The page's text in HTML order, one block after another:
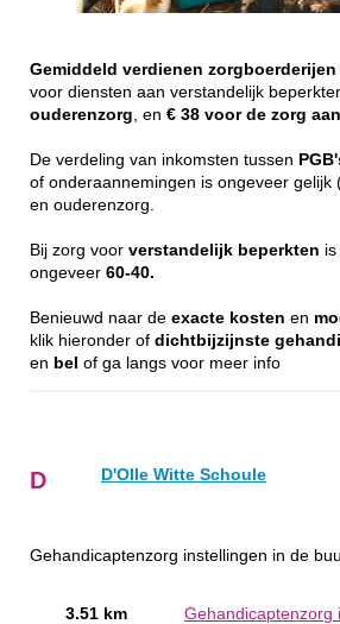
Gemiddeld verdienen zorgboerderijen
voor diensten aan verstandelijk
ouderenzorg , en € 38 voor de zorg
De verdeling van inkomsten tussen
of onderaannemingen is ongeveer gelijk
en ouderenzorg.
Bij zorg voor verstandelijk beperkten
ongeveer 60-40.
Benieuwd naar de exacte kosten en
klik hieronder of dichtbijzijnste
en bel of ga langs voor meer info
D D'Olle Witte Schoule
Gehandicaptenzorg instellingen in de
3.51 km Gehandicaptenzorg